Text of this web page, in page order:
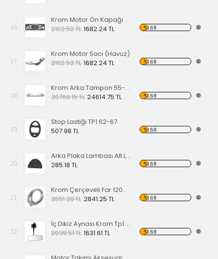
16
Krom Motor Ön Kapağı (Havuz) Nikelajlı
2102.52 TL 1682.24 TL %1.68
17
Krom Motor Sacı (Havuz)
2102.52 TL 1682.24 TL %1.68
18
Krom Arka Tampon 55-67 Model,Borulu Tip
30768.15 TL 24614.75 TL %1.68
19
Stop Lastiği TP1 62-67
507.98 TL
%1.68
20
Arka Plaka Lambası Alt Lastiği 1200
285.18 TL
%1.68
21
Krom Çerçeveli Far 1200 60-67
3551.28 TL 2841.25 TL %1.68
22
İç Dikiz Aynası Krom Tp1 58-64
2039.51 TL 1631.61 TL %1.68